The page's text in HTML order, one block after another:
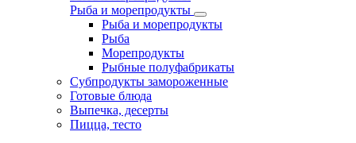
Рыба и морепродукты
Рыба и морепродукты
Рыба
Морепродукты
Рыбные полуфабрикаты
Субпродукты замороженные
Готовые блюда
Выпечка, десерты
Пицца, тесто